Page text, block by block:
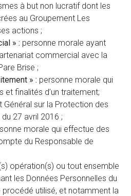
à but non lucratif dont les
au Groupement Les
actions ;
» : personne morale ayant
commercial avec la
Brise ;
» : personne morale qui
et finalités d’un traitement;
Général sur la Protection des
27 avril 2016 ;
morale qui effectue des
du Responsable de
opération(s) ou tout ensemble
les Données Personnelles du
procédé utilisé, et notamment la